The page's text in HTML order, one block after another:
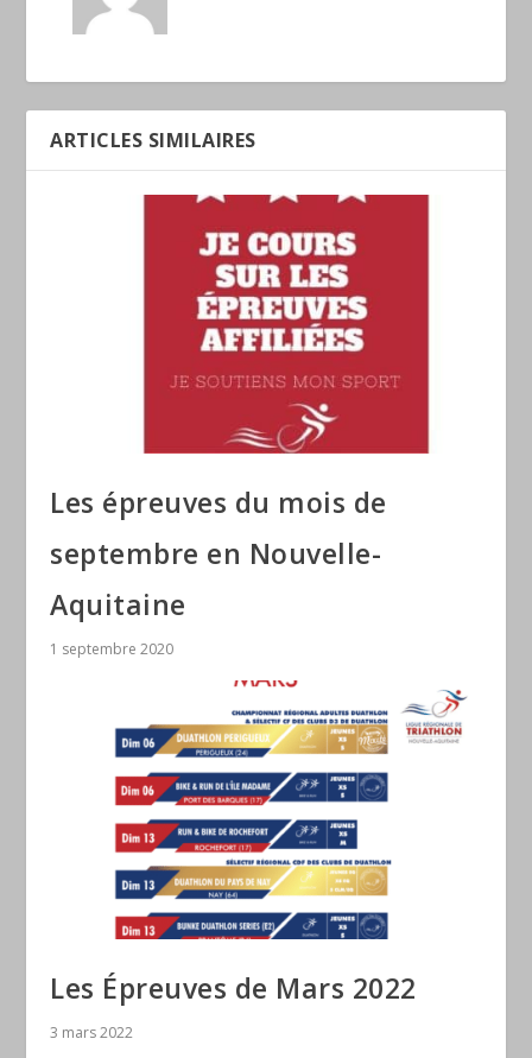
ARTICLES SIMILAIRES
Les épreuves du mois de
septembre en Nouvelle-
Aquitaine
1 septembre 2020
Les Épreuves de Mars 2022
3 mars 2022